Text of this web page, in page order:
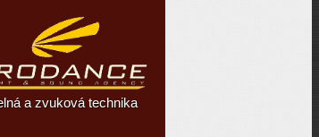
a zvuková technika